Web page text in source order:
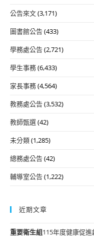
公告來文(3,171)
圖書館公告(433)
學務處公告(2,721)
學生事務(6,433)
家長事務(4,564)
教務處公告(3,532)
教師甄選(42)
未分類(1,285)
總務處公告(42)
輔導室公告(1,222)
近期文章
重要衛生組115年度健康促